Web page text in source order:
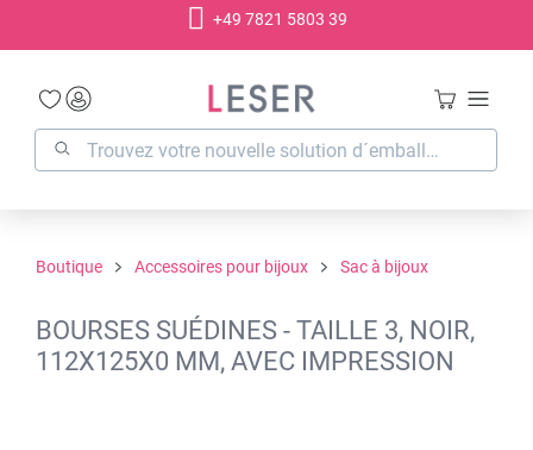
+49 7821 5803 39
Boutique Accessoires pour bijoux Sac à bijoux
BOURSES SUÉDINES - TAILLE 3, NOIR,
112X125X0 MM, AVEC IMPRESSION